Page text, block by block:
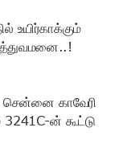
உயிர்காக்கும்
சென்னை காவேரி
ன் கூட்டு